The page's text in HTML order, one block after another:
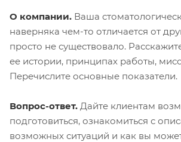
О компании. Ваша
наверняка чем-то отличается от
просто не существовало.
ее истории, принципах работы,
Перечислите основные показатели.
Вопрос-ответ. Дайте клиентам
подготовиться, ознакомиться с
возможных ситуаций и как вы